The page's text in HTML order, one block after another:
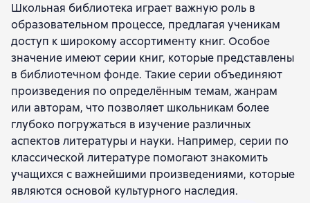
Михаил Салтыков-Щедрин Лев Толстой
Сельма Лагерлёф Джонатан Свифт
Борис Васильев Михаил Шолохов Антон Чехов
Николай Карамзин Илья Ильф Евгений Петров
Ганс Христиан Андерсен
Сергей Есенин
Федор Тютчев Николай Гоголь
Федор Достоевский Иван Гончаров
Василий Жуковский Валентин Катаев
Юрий Бондарев Aleksandr Belyayev
Евгений Велтистов Юрий Томин
Виктор Драгунский Владислав Крапивин
Владимир Осипович Богомолов
Школьная библиотека играет важную роль в
образовательном процессе, предлагая ученикам
доступ к широкому ассортименту книг. Особое
значение имеют серии книг, которые представлены
в библиотечном фонде. Такие серии объединяют
произведения по определённым темам, жанрам
или авторам, что позволяет школьникам более
глубоко погружаться в изучение различных
аспектов литературы и науки. Например, серии по
классической литературе помогают знакомить
учащихся с важнейшими произведениями, которые
являются основой культурного наследия.